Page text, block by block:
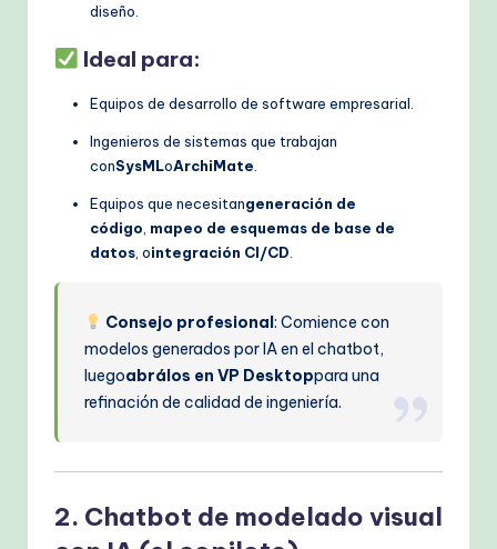
diseño.
Ideal para:
Equipos de desarrollo de software empresarial.
Ingenieros de sistemas que trabajan
conSysMLoArchiMate
Equipos que necesitangeneración de
código mapeo de esquemas de base de
datos , ointegración CI/CD
Consejo profesional: Comience con
modelos generados por IA en el chatbot,
luegoabrálos en VP Desktoppara una
refinación de calidad de ingeniería.
2. Chatbot de modelado visual